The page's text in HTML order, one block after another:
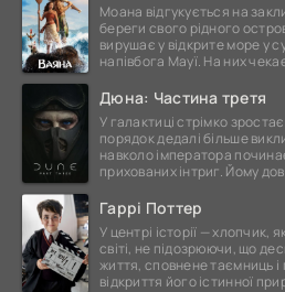
Моана відгукується на
береги свого рідного
вирушає у відкрите море у
напівбога Мауї. На них
Дюна: Частина третя
У галактиці стрімко
порядок дедалі більше
навколо імператора
прихованих інтриг. Йому
Гаррі Поттер
У центрі історії — хлопчик,
світі, не підозрюючи, що
життя, сповнене таємниць
відкриття його істинної